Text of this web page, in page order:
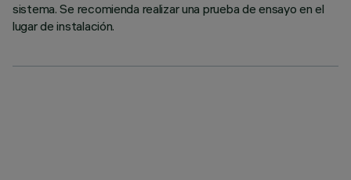
sistema. Se recomienda realizar una prueba de ensayo en el
lugar de instalación.